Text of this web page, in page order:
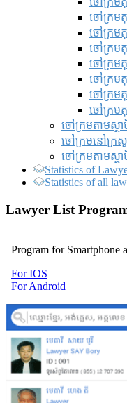
ចៅក្រមតុ
ចៅក្រមតុ
ចៅក្រមតុ
ចៅក្រមតុ
ចៅក្រមតុ
ចៅក្រម
ចៅក្រមតុ
ចៅក្រមតាមស្ថា
ចៅក្រមនៅក្រ
ចៅក្រមតាមស្ថា
Statistics of
Statistics of all
Lawyer List
Program for Smartphone
For IOS
For Android